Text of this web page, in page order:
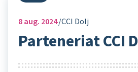
8 aug. 2024 CCI Dolj
Parteneriat CCI